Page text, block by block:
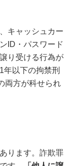
キャッシュカー
ID・パスワード
り受ける行為が
年以下の拘禁刑
両方が科せられ
ります。詐欺罪